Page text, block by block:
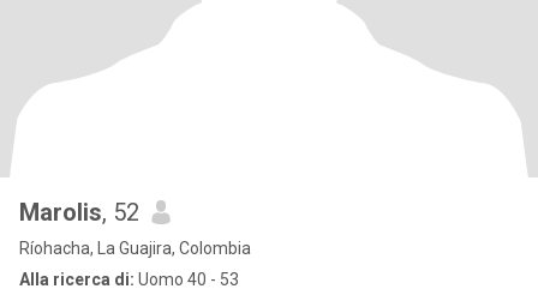
Marolis, 52
Ríohacha, La Guajira, Colombia
Alla ricerca di: Uomo 40 - 53